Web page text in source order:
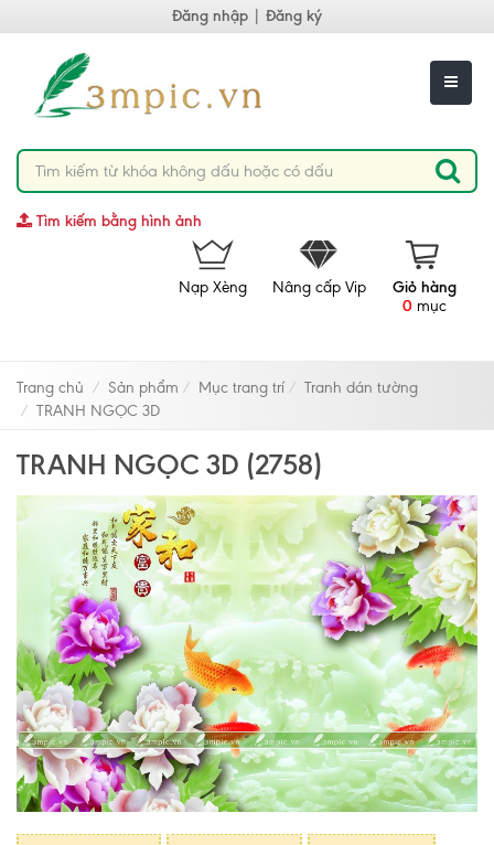
Đăng nhập Đăng ký
Tìm kiếm bằng hình ảnh
Giỏ hàng
0 mục
Nâng cấp Vip
Nạp Xèng
Trang chủ Sản phẩm Mục trang trí
Tranh dán tường
TRANH NGỌC 3D
TRANH NGỌC 3D (2758)